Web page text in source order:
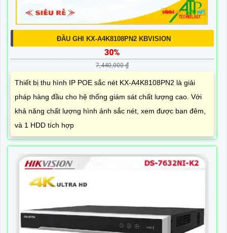
ĐẦU GHI KX-A4K8108PN2 KBVISION
30%
7,440,000 ₫
Thiết bị thu hình IP POE sắc nét KX-A4K8108PN2 là giải
pháp hàng đầu cho hệ thống giám sát chất lượng cao. Với
khả năng chất lượng hình ảnh sắc nét, xem được ban đêm,
và 1 HDD tích hợp